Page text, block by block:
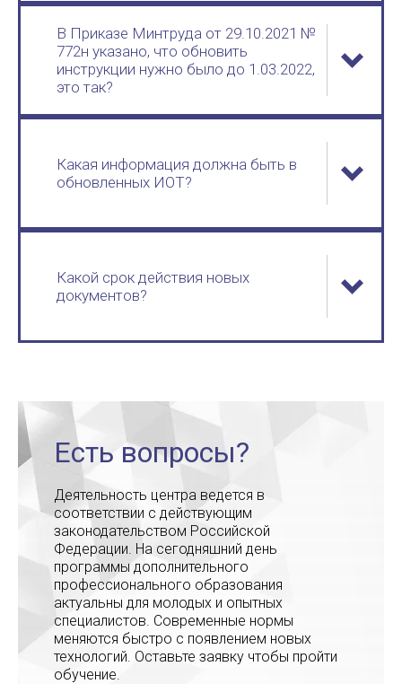
В Приказе Минтруда от 29.10.2021 №
772н указано, что обновить
инструкции нужно было до 1.03.2022,
это так?
Какая информация должна быть в
обновленных ИОТ?
Какой срок действия новых
документов?
Есть вопросы?
Деятельность центра ведется в
соответствии с действующим
законодательством Российской
Федерации. На сегодняшний день
программы дополнительного
профессионального образования
актуальны для молодых и опытных
специалистов. Современные нормы
меняются быстро с появлением новых
технологий. Оставьте заявку чтобы пройти
обучение.